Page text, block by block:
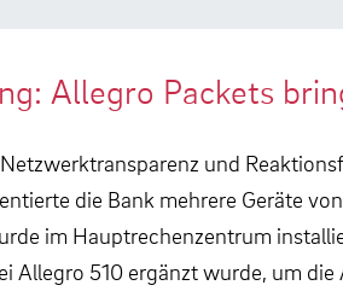
Allegro Packets
und
die Bank mehrere Geräte
im Hauptrechenzentrum
Allegro 510 ergänzt wurde, um die